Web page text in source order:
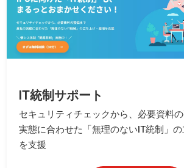
IT統制サポート
セキュリティチェックから、必要資料
実態に合わせた「無理のないIT統制」
を支援